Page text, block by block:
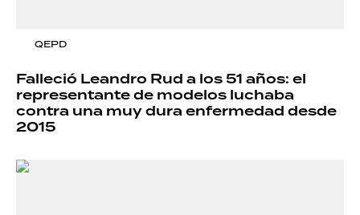
QEPD
Falleció Leandro Rud a los 51 años: el
representante de modelos luchaba
contra una muy dura enfermedad desde
2015